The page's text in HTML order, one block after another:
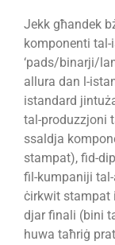
Jekk għandek
komponenti
‘pads/binarji/
allura dan l-
istandard
tal-produzzjoni
ssaldja
stampat), fid-
fil-kumpaniji
ċirkwit stampat
djar finali (bini
huwa taħriġ